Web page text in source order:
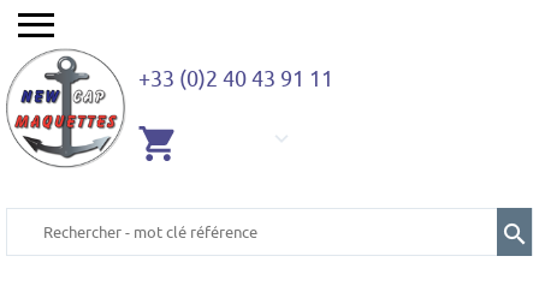
+33 (0)2 40 43 91 11